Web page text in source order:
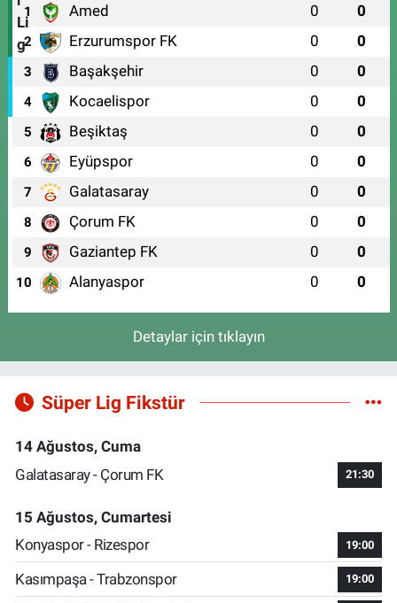
1 Amed 0 0
2 Erzurumspor FK 0 0
3 Başakşehir 0 0
4 Kocaelispor 0 0
5 Beşiktaş 0 0
6 Eyüpspor 0 0
7 Galatasaray 0 0
8 Çorum FK 0 0
9 Gaziantep FK 0 0
10 Alanyaspor 0 0
Detaylar için tıklayın
Süper Lig Fikstür
14 Ağustos, Cuma
Galatasaray - Çorum FK
21:30
15 Ağustos, Cumartesi
Konyaspor - Rizespor
19:00
Kasımpaşa - Trabzonspor 19:00